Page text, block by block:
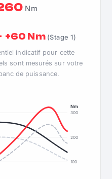
Nm
+60 Nm (Stage 1)
indicatif pour cette
sont mesurés sur votre
de puissance.
100
200
300
Nm